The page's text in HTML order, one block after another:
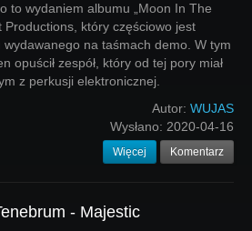
to wydaniem albumu „Moon In The
Productions, który częściowo jest
wydawanego na taśmach demo. W tym
opuścił zespół, który od tej pory miał
z perkusji elektronicznej.
Autor: WUJAS
Wysłano: 2020-04-16
Więcej Komentarz
- Majestic